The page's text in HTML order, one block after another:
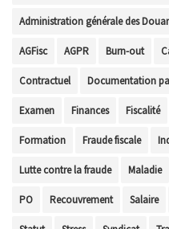
Administration générale des
AGFisc AGPR Burn-out
Contractuel Documentation
Examen Finances Fiscalité
Formation Fraude fiscale
Lutte contre la fraude Maladie
PO Recouvrement Salaire